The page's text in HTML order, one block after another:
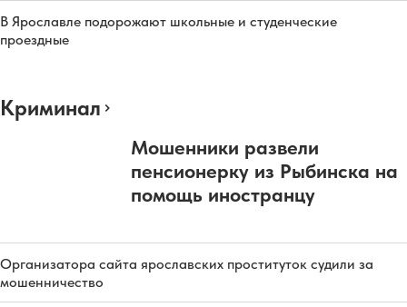
В Ярославле подорожают школьные и студенческие
проездные
Криминал
Мошенники развели
пенсионерку из Рыбинска на
помощь иностранцу
Организатора сайта ярославских проституток судили за
мошенничество